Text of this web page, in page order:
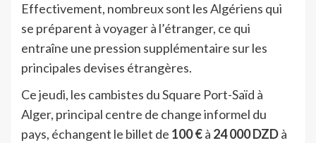
Effectivement, nombreux sont les Algériens qui
se préparent à voyager à l’étranger, ce qui
entraîne une pression supplémentaire sur les
principales devises étrangères.
Ce jeudi, les cambistes du Square Port-Saïd à
Alger, principal centre de change informel du
pays, échangent le billet de 100 €à 24 000 DZDà